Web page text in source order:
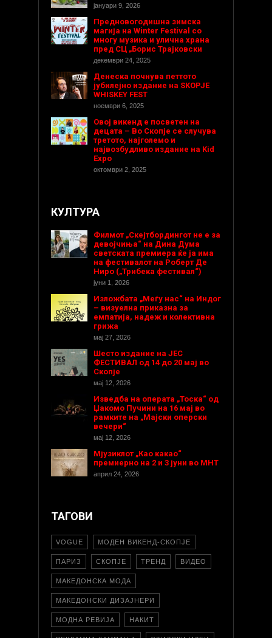
јануари 9, 2026
Предновогодишнa зимска
магија на Winter Festival со
многу музика и улична храна
пред СЦ „Борис Трајковски
декември 24, 2025
Денеска почнува петтото
јубилејно издание на SKOPJE
WHISKEY FEST
ноември 6, 2025
Овој викенд е посветен на
децата – Во Скопје се случува
третото, најголемо и
највозбудливо издание на Kid
Expo
октомври 2, 2025
КУЛТУРА
Филмот „Скејтбордингот не е за
девојчиња“ на Дина Дума
светската премиера ќе ја има
на фестивалот на Роберт Де
Ниро („Трибека фестивал“)
јуни 1, 2026
Изложбата „Меѓу нас“ на Индог
– визуелна приказна за
емпатија, надеж и колективна
грижа
мај 27, 2026
Шесто издание на ЈЕС
ФЕСТИВАЛ од 14 до 20 мај во
Скопје
мај 12, 2026
Изведба на операта „Тоска“ од
Џакомо Пучини на 16 мај во
рамките на „Мајски оперски
вечери“
мај 12, 2026
Мјузиклот „Као какао“
премиерно на 2 и 3 јуни во МНТ
април 24, 2026
ТАГОВИ
VOGUE МОДЕН ВИКЕНД-СКОПЈЕ
ПАРИЗ СКОПЈЕ ТРЕНД ВИДЕО
МАКЕДОНСКА МОДА
МАКЕДОНСКИ ДИЗАЈНЕРИ
МОДНА РЕВИЈА НАКИТ